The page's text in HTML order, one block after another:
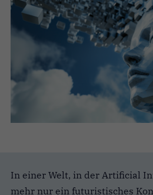
In einer Welt, in der Artificial
mehr nur ein futuristisches